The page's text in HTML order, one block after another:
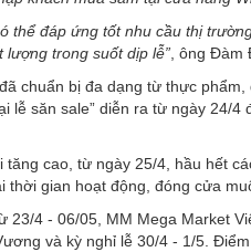
thể đáp ứng tốt nhu cầu thị
trong suốt dịp lễ”, ông Đàm
chuẩn bị đa dạng từ thực
lễ săn sale” diễn ra từ ngày 24/
cao, từ ngày 25/4, hầu hết
thời gian hoạt động, đóng cửa
23/4 - 06/05, MM Mega Market
và kỳ nghỉ lễ 30/4 - 1/5.